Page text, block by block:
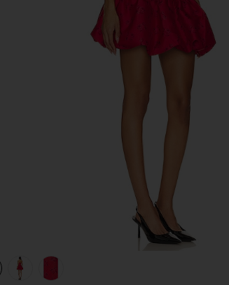
view 1 of 4 ANNIKA ミニドレス in Red